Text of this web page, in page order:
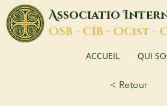
AssociatioI
OSB - CIB - OCist -
ACCUEIL QUI
< Retour